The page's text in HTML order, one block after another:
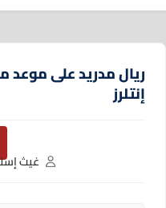
ريال مدريد على موعد مع
إنتلرز
غيث إسلام